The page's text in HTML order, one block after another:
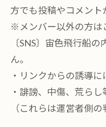
方でも投稿やコメント
※メンバー以外の方は
〔SNS〕宙色飛行船
ん。
・リンクからの誘導に
・誹謗、中傷、荒らし
（これらは運営者側の